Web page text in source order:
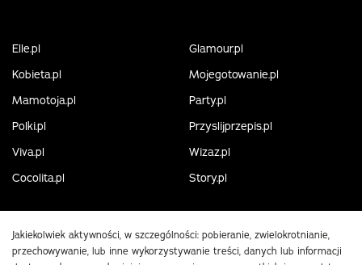
Elle.pl
Glamour.pl
Kobieta.pl
Mojegotowanie.pl
Mamotoja.pl
Party.pl
Polki.pl
Przyslijprzepis.pl
Viva.pl
Wizaz.pl
Cocolita.pl
Story.pl
Jakiekolwiek aktywności, w szczególności: pobieranie, zwielokrotnianie,
przechowywanie, lub inne wykorzystywanie treści, danych lub informacji